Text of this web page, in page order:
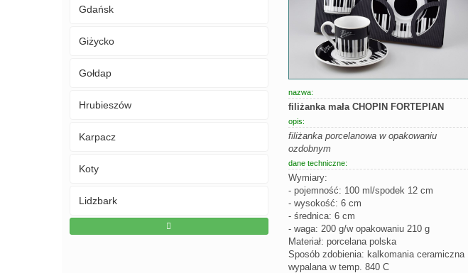
Gdańsk
Giżycko
Gołdap
Hrubieszów
Karpacz
Koty
Lidzbark
nazwa:
filiżanka mała CHOPIN FORTEPIAN
opis:
filiżanka porcelanowa w opakowaniu
ozdobnym
dane techniczne:
Wymiary:
- pojemność: 100 ml/spodek 12 cm
- wysokość: 6 cm
- średnica: 6 cm
- waga: 200 g/w opakowaniu 210 g
Materiał: porcelana polska
Sposób zdobienia: kalkomania ceramiczna
wypalana w temp. 840 C